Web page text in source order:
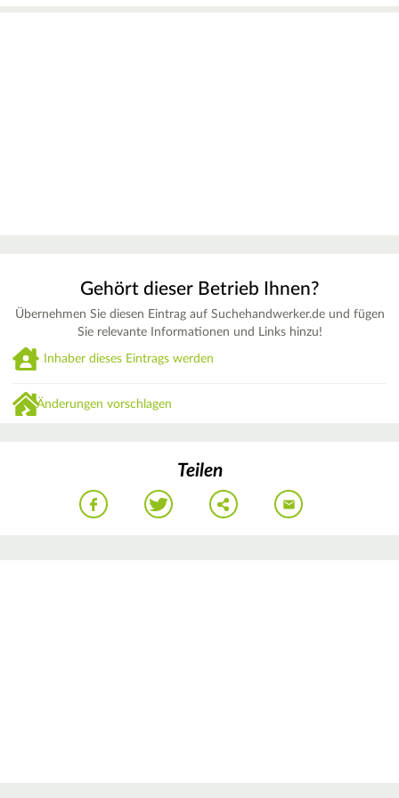
Gehört dieser Betrieb Ihnen?
Übernehmen Sie diesen Eintrag auf Suchehandwerker.de und fügen
Sie relevante Informationen und Links hinzu!
Inhaber dieses Eintrags werden
Änderungen vorschlagen
Teilen